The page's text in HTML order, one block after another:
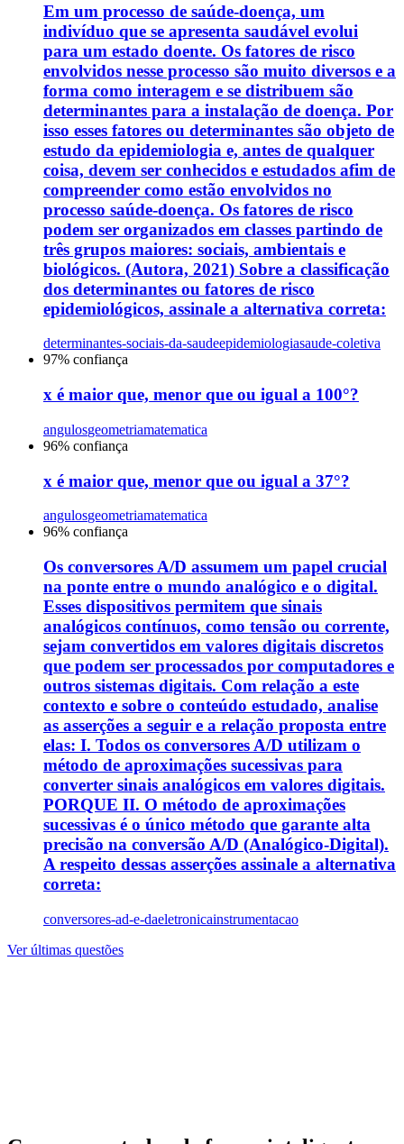
Em um processo de saúde-doença, um
indivíduo que se apresenta saudável evolui
para um estado doente. Os fatores de risco
envolvidos nesse processo são muito diversos e a
forma como interagem e se distribuem são
determinantes para a instalação de doença. Por
isso esses fatores ou determinantes são objeto de
estudo da epidemiologia e, antes de qualquer
coisa, devem ser conhecidos e estudados afim de
compreender como estão envolvidos no
processo saúde-doença. Os fatores de risco
podem ser organizados em classes partindo de
três grupos maiores: sociais, ambientais e
biológicos. (Autora, 2021) Sobre a classificação
dos determinantes ou fatores de risco
epidemiológicos, assinale a alternativa correta:
determinantes-sociais-da-saudeepidemiologiasaude-coletiva
97% confiança
x é maior que, menor que ou igual a 100°?
angulosgeometriamatematica
96% confiança
x é maior que, menor que ou igual a 37°?
angulosgeometriamatematica
96% confiança
Os conversores A/D assumem um papel crucial
na ponte entre o mundo analógico e o digital.
Esses dispositivos permitem que sinais
analógicos contínuos, como tensão ou corrente,
sejam convertidos em valores digitais discretos
que podem ser processados por computadores e
outros sistemas digitais. Com relação a este
contexto e sobre o conteúdo estudado, analise
as asserções a seguir e a relação proposta entre
elas: I. Todos os conversores A/D utilizam o
método de aproximações sucessivas para
converter sinais analógicos em valores digitais.
PORQUE II. O método de aproximações
sucessivas é o único método que garante alta
precisão na conversão A/D (Analógico-Digital).
A respeito dessas asserções assinale a alternativa
correta:
conversores-ad-e-daeletronicainstrumentacao
Ver últimas questões